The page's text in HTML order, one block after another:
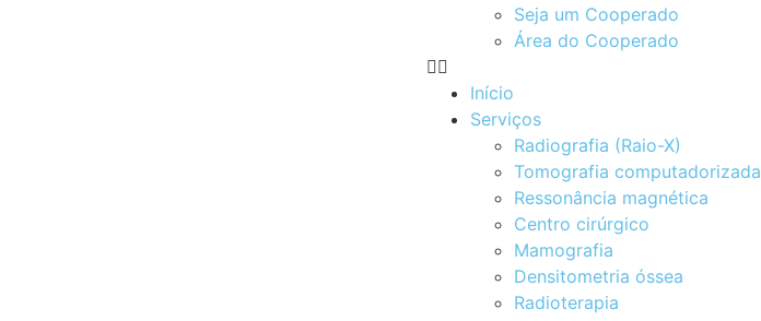
Seja um Cooperado
Área do Cooperado
Início
Serviços
Radiografia (Raio-X)
Tomografia computadorizada
Ressonância magnética
Centro cirúrgico
Mamografia
Densitometria óssea
Radioterapia